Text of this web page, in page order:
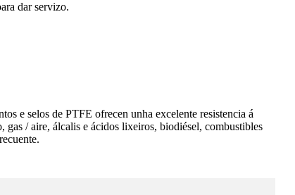
dar servizo.
e selos de PTFE ofrecen unha excelente resistencia á
/ aire, álcalis e ácidos lixeiros, biodiésel, combustibles